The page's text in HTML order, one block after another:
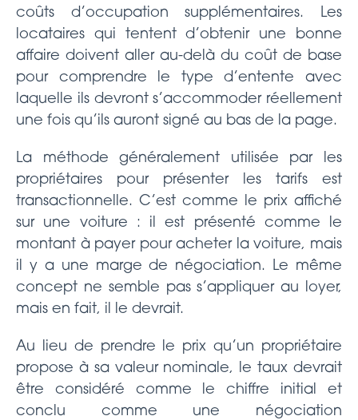
coûts d’occupation supplémentaires. Les
locataires qui tentent d’obtenir une bonne
affaire doivent aller au-delà du coût de base
pour comprendre le type d’entente avec
laquelle ils devront s’accommoder réellement
une fois qu’ils auront signé au bas de la page.
La méthode généralement utilisée par les
propriétaires pour présenter les tarifs est
transactionnelle. C’est comme le prix affiché
sur une voiture : il est présenté comme le
montant à payer pour acheter la voiture, mais
il y a une marge de négociation. Le même
concept ne semble pas s’appliquer au loyer,
mais en fait, il le devrait.
Au lieu de prendre le prix qu’un propriétaire
propose à sa valeur nominale, le taux devrait
être considéré comme le chiffre initial et
conclu comme une négociation